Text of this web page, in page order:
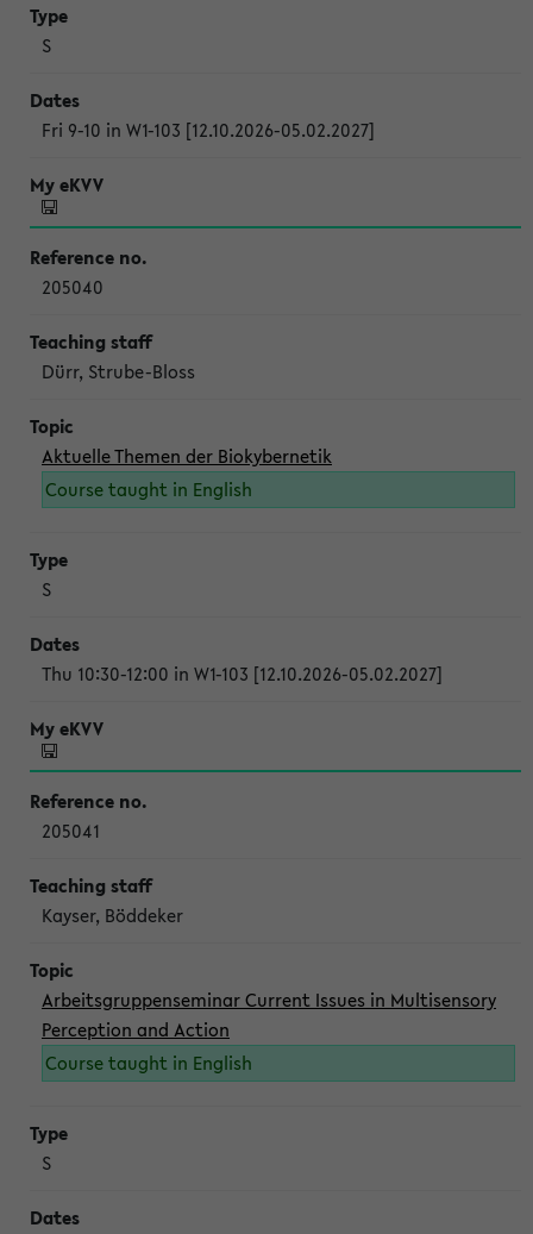
S
Fri 9-10 in W1-103 [12.10.2026-05.02.2027]
205040
Dürr, Strube-Bloss
Aktuelle Themen der Biokybernetik
Course taught in English
S
Thu 10:30-12:00 in W1-103 [12.10.2026-05.02.2027]
205041
Kayser, Böddeker
Arbeitsgruppenseminar Current Issues in Multisensory
Perception and Action
Course taught in English
S